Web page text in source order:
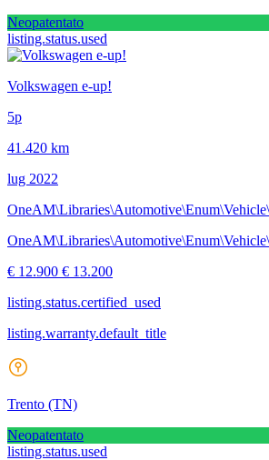
Neopatentato
listing.status.used
Volkswagen e-up!
5p
41.420 km
lug 2022
€ 12.900 € 13.200
listing.status.certified_used
listing.warranty.default_title
Trento (TN)
Neopatentato
listing.status.used